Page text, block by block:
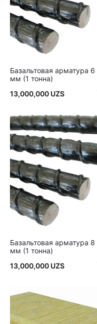
Базальтовая арматура 6
мм (1 тонна)
13,000,000 UZS
Базальтовая арматура 8
мм (1 тонна)
13,000,000 UZS